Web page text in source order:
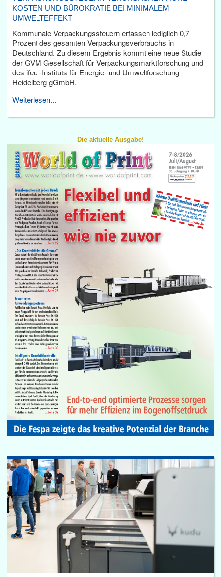
KOSTEN UND BÜROKRATIE BEI MINIMALEM
UMWELTEFFEKT
Kommunale Verpackungssteuern erfassen lediglich 0,7
Prozent des gesamten Verpackungsverbrauchs in
Deutschland. Zu diesem Ergebnis kommt eine neue Studie
der GVM Gesellschaft für Verpackungsmarktforschung und
des ifeu -Instituts für Energie- und Umweltforschung
Heidelberg gGmbH.
Weiterlesen...
Die aktuelle Ausgabe!